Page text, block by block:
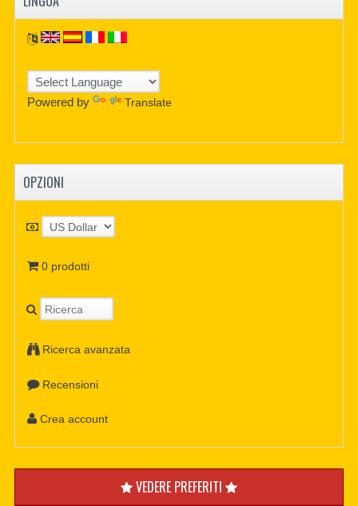
Powered by Translate
OPZIONI
0 prodotti
Ricerca avanzata
Recensioni
Crea account
VEDERE PREFERITI